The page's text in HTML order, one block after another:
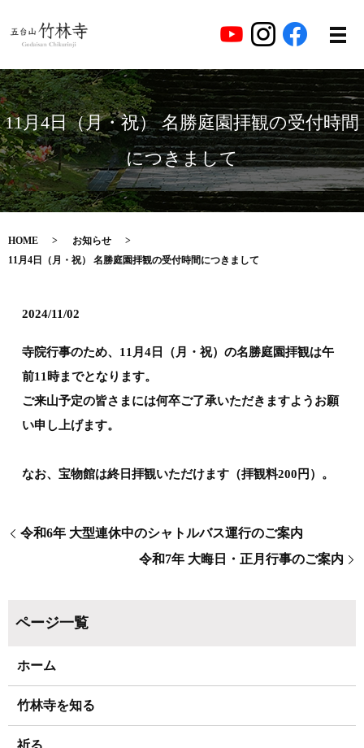
11月4日（月・祝） 名勝庭園拝観の受付時間
につきまして
HOME
お知らせ
11月4日（月・祝） 名勝庭園拝観の受付時間につきまして
2024/11/02
寺院行事のため、11月4日（月・祝）の名勝庭園拝観は午
前11時までとなります。
ご来山予定の皆さまには何卒ご了承いただきますようお願
い申し上げます。
なお、宝物館は終日拝観いただけます（拝観料200円）。
令和6年 大型連休中のシャトルバス運行のご案内
令和7年 大晦日・正月行事のご案内
ホーム
竹林寺を知る